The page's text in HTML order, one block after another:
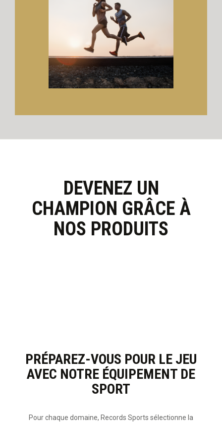
DEVENEZ UN
CHAMPION GRÂCE À
NOS PRODUITS
PRÉPAREZ-VOUS POUR LE JEU
AVEC NOTRE ÉQUIPEMENT DE
SPORT
Pour chaque domaine, Records Sports sélectionne la